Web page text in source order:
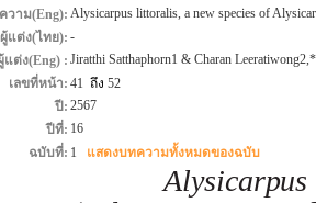
วาม(Eng): Alysicarpus littoralis, a new species of
แต่ง(ไทย): -
แต่ง(Eng) : Jiratthi Satthaphorn1 & Charan Leeratiwong2,*
เลขที่หน้า: 41 ถึง 52
ปี: 2567
ปีที่: 16
ฉบับที่: 1 แสดงบทความทั้งหมดของฉบับ
Alysicarpus